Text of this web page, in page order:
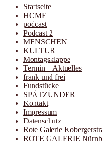
Startseite
HOME
podcast
Podcast 2
MENSCHEN
KULTUR
Montagsklappe
Termin – Aktuelles
frank und frei
Fundstücke
SPÄTZÜNDER
Kontakt
Impressum
Datenschutz
Rote Galerie
ROTE GALERIE